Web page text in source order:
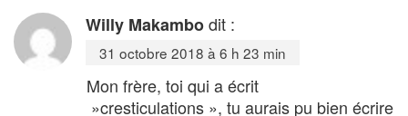
Willy Makambodit :
31 octobre 2018 à 6 h 23 min
Mon frère, toi qui a écrit
»cresticulations », tu aurais pu bien écrire